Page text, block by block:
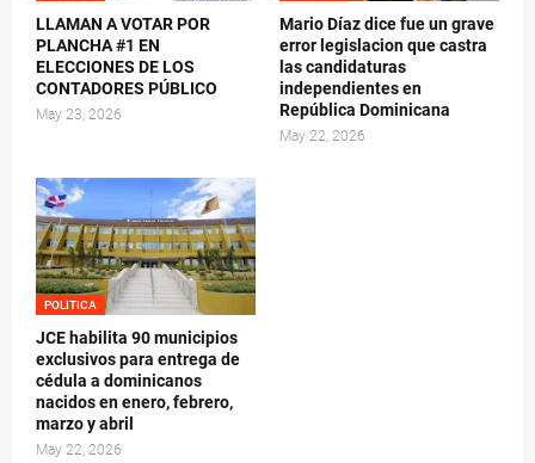
LLAMAN A VOTAR POR
PLANCHA #1 EN
ELECCIONES DE LOS
CONTADORES PÚBLICO
May 23, 2026
Mario Díaz dice fue un grave
error legislacion que castra
las candidaturas
independientes en
República Dominicana
May 22, 2026
POLITICA
JCE habilita 90 municipios
exclusivos para entrega de
cédula a dominicanos
nacidos en enero, febrero,
marzo y abril
May 22, 2026